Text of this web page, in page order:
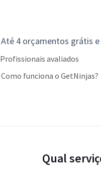
Até 4 orçamentos grátis
Profissionais avaliados
Como funciona o GetNinjas?
Qual